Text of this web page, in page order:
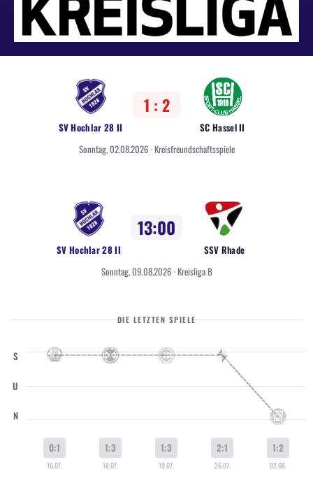
SV Hochlar 28 II
1 : 2
SC Hassel II
Sonntag, 02.08.2026 · Kreisfreundschaftsspiele
SV Hochlar 28 II
13:00
SSV Rhade
Sonntag, 09.08.2026 · Kreisliga B
DIE LETZTEN SPIELE
S
U
N
0:1
16.07.
1:3
18.07.
1:3
19.07.
2:1
26.07.
1:2
02.08.